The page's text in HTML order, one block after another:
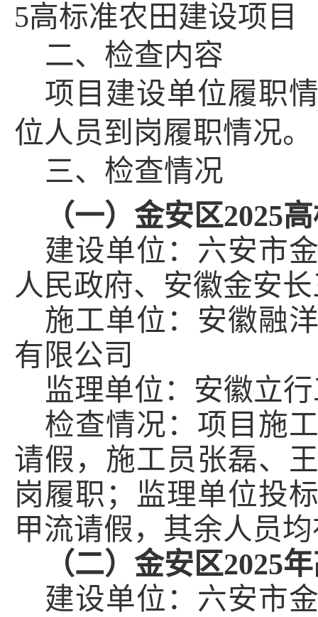
5高标准农田建设项目
二、 检查内容
项目建设单位履职
位人员到岗履职情况。
三、 检查情况
（一） 金安区2025
建设单位：六安市
人民政府、安徽金安
施工单位： 安徽融
有限公司
监理单位：安徽立
检查情况：项目施
请假，施工员张磊、
岗履职；监理单位投
甲流请假，其余人员
（二） 金安区2025
建设单位：六安市